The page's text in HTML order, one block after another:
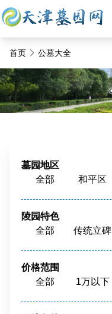
首页 公墓大全
墓园地区
全部
和平区
西青区
静海区
宝坻区
滨海新区
周边
陵园特色
全部
传统立碑
骨灰寄存
花园环境
福泽之地
价格范围
全部
1万以下